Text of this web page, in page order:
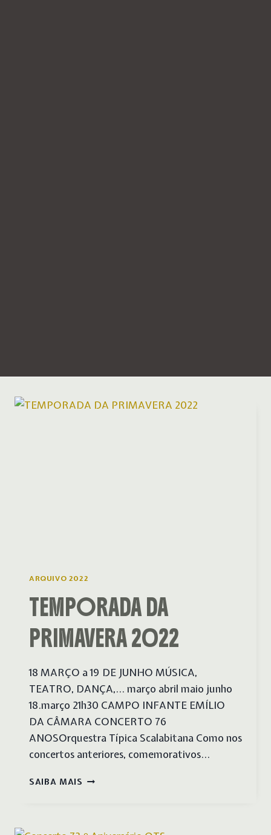
ARQUIVO 2022
TEMPORADA DA
PRIMAVERA 2022
18 MARÇO a 19 DE JUNHO MÚSICA,
TEATRO, DANÇA,… março abril maio junho
18.março 21h30 CAMPO INFANTE EMÍLIO
DA CÂMARA CONCERTO 76
ANOSOrquestra Típica Scalabitana Como nos
concertos anteriores, comemorativos…
SAIBA MAIS TEMPORADA